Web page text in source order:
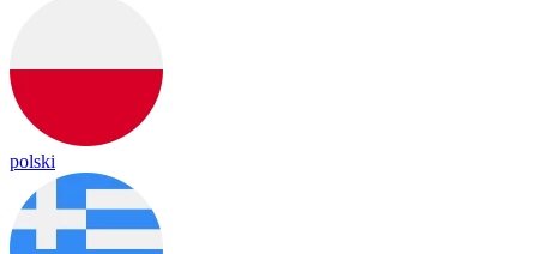
polski